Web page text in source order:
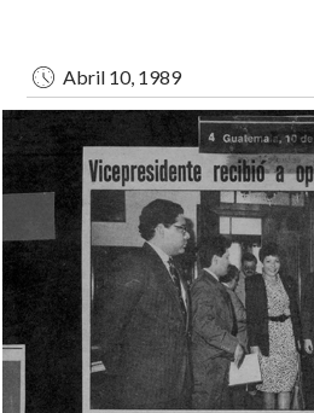
Abril 10, 1989